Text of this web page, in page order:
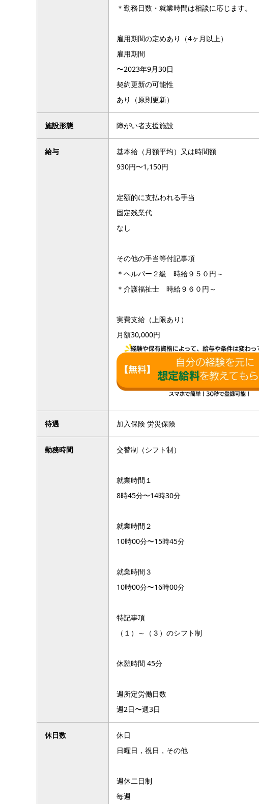
＊勤務日数・就業時間は相談に応じます。
雇用期間の定めあり（4ヶ月以上）
雇用期間
〜2023年9月30日
契約更新の可能性
あり（原則更新）
施設形態 障がい者支援施設
給与
基本給（月額平均）又は時間額
930円〜1,150円
定額的に支払われる手当
固定残業代
なし
その他の手当等付記事項
＊ヘルパー２級 時給９５０円～
＊介護福祉士 時給９６０円～
実費支給（上限あり）
月額30,000円
待遇 加入保険 労災保険
勤務時間 交替制（シフト制）
就業時間１
8時45分〜14時30分
就業時間２
10時00分〜15時45分
就業時間３
10時00分〜16時00分
特記事項
（１）～（３）のシフト制
休憩時間 45分
週所定労働日数
週2日〜週3日
休日数
休日
日曜日，祝日，その他
週休二日制
毎週